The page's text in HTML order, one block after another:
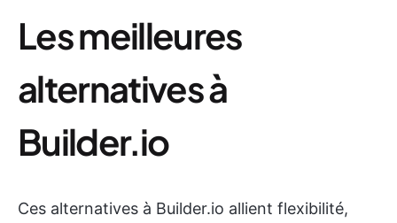
Les meilleures
alternatives à
Builder.io
Ces alternatives à Builder.io allient flexibilité,